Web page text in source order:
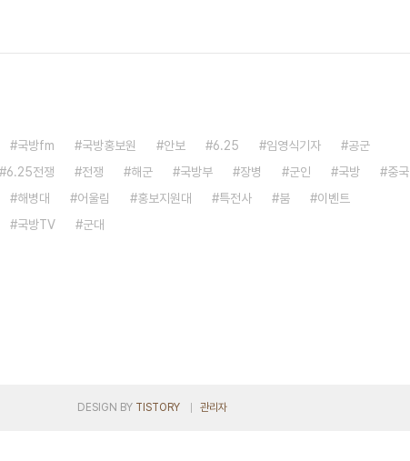
국방fm 국방홍보원 안보 6.25 임영식기자
공군
6.25전쟁 전쟁 해군 국방부 장병 군인 국방
중국
해병대 어울림 홍보지원대 특전사 붐
이벤트
국방TV 군대
DESIGN BY TISTORY 관리자